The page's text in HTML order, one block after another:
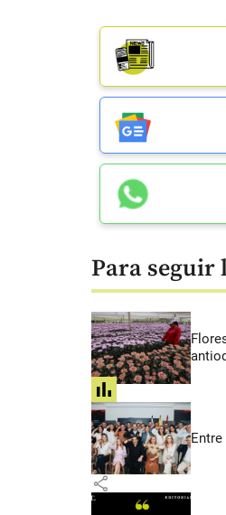
Para seguir
share
share